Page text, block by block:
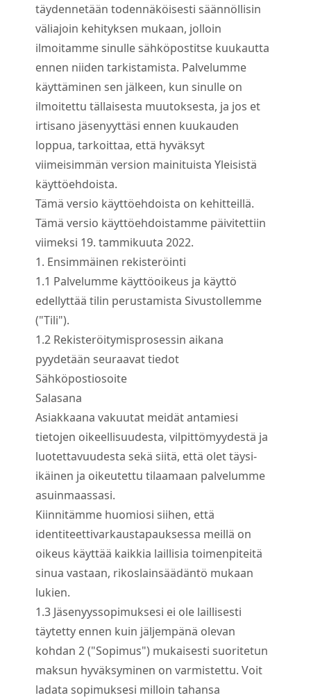
täydennetään todennäköisesti säännöllisin
väliajoin kehityksen mukaan, jolloin
ilmoitamme sinulle sähköpostitse kuukautta
ennen niiden tarkistamista. Palvelumme
käyttäminen sen jälkeen, kun sinulle on
ilmoitettu tällaisesta muutoksesta, ja jos et
irtisano jäsenyyttäsi ennen kuukauden
loppua, tarkoittaa, että hyväksyt
viimeisimmän version mainituista Yleisistä
käyttöehdoista.
Tämä versio käyttöehdoista on kehitteillä.
Tämä versio käyttöehdoistamme päivitettiin
viimeksi 19. tammikuuta 2022.
1. Ensimmäinen rekisteröinti
1.1 Palvelumme käyttöoikeus ja käyttö
edellyttää tilin perustamista Sivustollemme
("Tili").
1.2Rekisteröitymisprosessin aikana
pyydetään seuraavat tiedot
Sähköpostiosoite
Salasana
Asiakkaana vakuutat meidät antamiesi
tietojen oikeellisuudesta, vilpittömyydestä ja
luotettavuudesta sekä siitä, että olet täysi-
ikäinen ja oikeutettu tilaamaan palvelumme
asuinmaassasi.
Kiinnitämme huomiosi siihen, että
identiteettivarkaustapauksessa meillä on
oikeus käyttää kaikkia laillisia toimenpiteitä
sinua vastaan, rikoslainsäädäntö mukaan
lukien.
1.3Jäsenyyssopimuksesi ei ole laillisesti
täytetty ennen kuin jäljempänä olevan
kohdan 2 ("Sopimus") mukaisesti suoritetun
maksun hyväksyminen on varmistettu. Voit
ladata sopimuksesi milloin tahansa